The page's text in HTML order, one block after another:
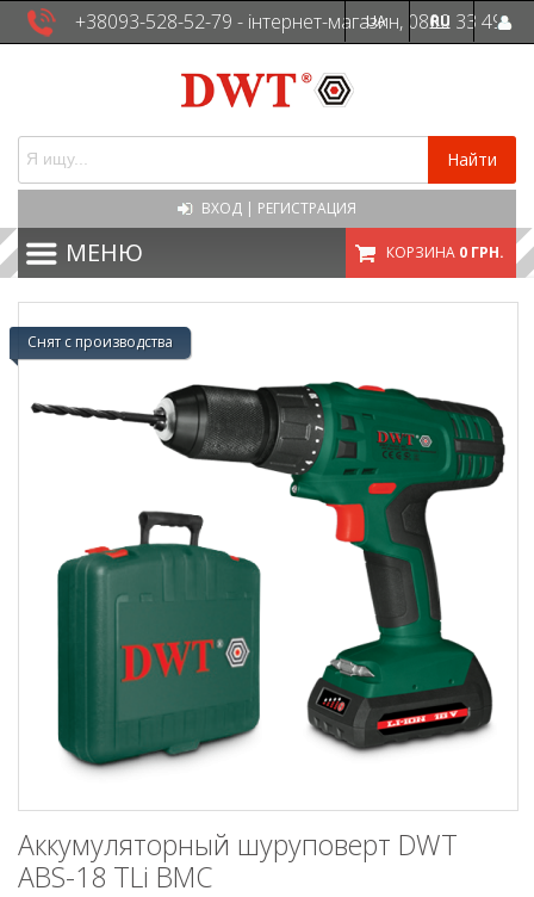
+38093-528-52-79 - інтернет-магазин, 0800 33 49
UA RU
Найти
ВХОД | РЕГИСТРАЦИЯ
МЕНЮ КОРЗИНА 0 ГРН.
Снят с производства
Аккумуляторный шуруповерт DWT
ABS-18 TLi BMC